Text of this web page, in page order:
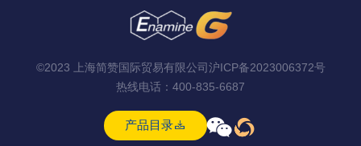
©2023 上海简赞国际贸易有限公司 沪ICP备2023006372号
热线电话： 400-835-6687
产品目录 